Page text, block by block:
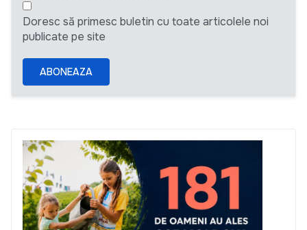
Doresc să primesc buletin cu toate articolele noi
publicate pe site
ABONEAZA